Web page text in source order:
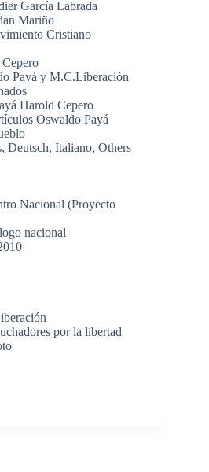
García Labrada
Mariño
Cristiano
Payá y M.C.Liberación
Harold Cepero
Oswaldo Payá
Deutsch, Italiano, Others
Nacional (Proyecto
nacional
por la libertad